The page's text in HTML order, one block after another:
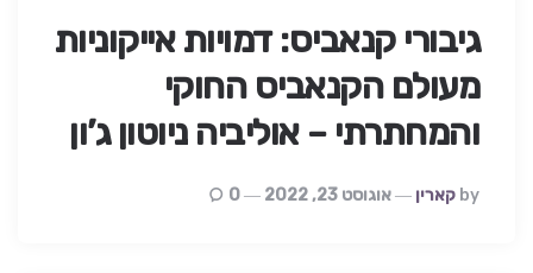
גיבורי קנאביס: דמויות אייקוניות
מעולם הקנאביס החוקי
והמחתרתי – אוליביה ניוטון ג’ון
Posted
By
By קארין אוגוסט 23, 2022 0